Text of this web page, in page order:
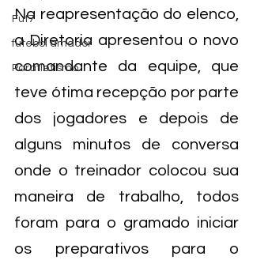
Fut7
futebol amador
Paratletismo
Na reapresentação do elenco,
a Diretoria apresentou o novo
comandante da equipe, que
teve ótima recepção por parte
dos jogadores e depois de
alguns minutos de conversa
onde o treinador colocou sua
maneira de trabalho, todos
foram para o gramado iniciar
os preparativos para o